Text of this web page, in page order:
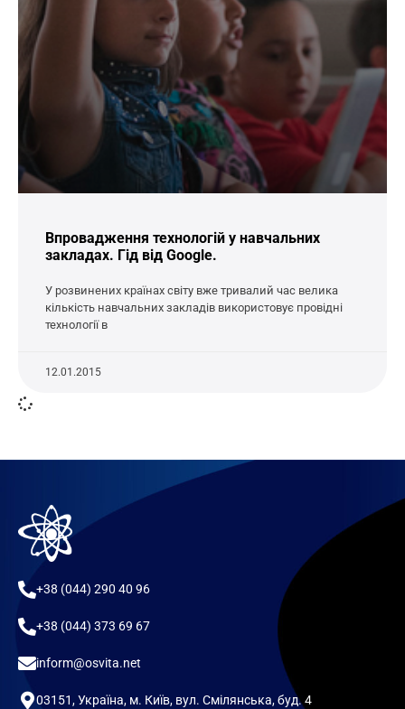
Впровадження технологій у навчальних
закладах. Гід від Google.
У розвинених країнах світу вже тривалий час велика
кількість навчальних закладів використовує провідні
технології в
12.01.2015
+38 (044) 290 40 96
+38 (044) 373 69 67
inform@osvita.net
03151, Україна, м. Київ, вул. Смілянська, буд. 4